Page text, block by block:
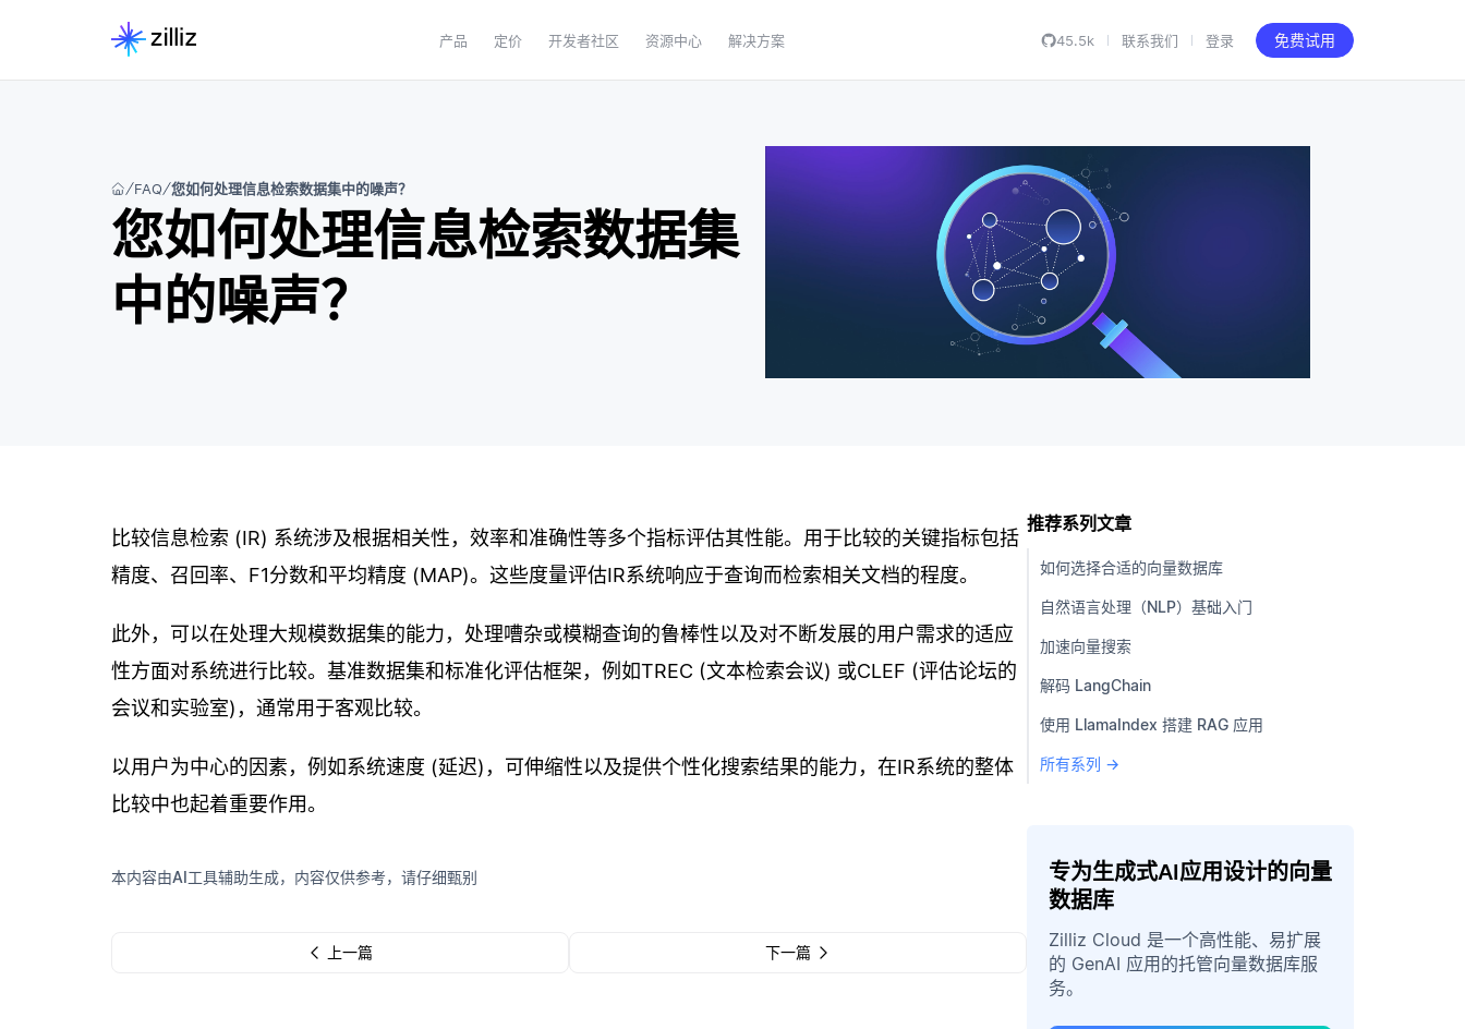
产品 定价 开发者社区 资源中心 解决方案 45.5k 联系我们 登录 免费试用
FAQ 您如何处理信息检索数据集中的噪声？
您如何处理信息检索数据集
中的噪声？
比较信息检索 (IR) 系统涉及根据相关性，效率和准确性等多个指标评估其性能。用于比较的关键指标包括
精度、召回率、F1分数和平均精度 (MAP)。这些度量评估IR系统响应于查询而检索相关文档的程度。
此外，可以在处理大规模数据集的能力，处理嘈杂或模糊查询的鲁棒性以及对不断发展的用户需求的适应
性方面对系统进行比较。基准数据集和标准化评估框架，例如TREC (文本检索会议) 或CLEF (评估论坛的
会议和实验室)，通常用于客观比较。
以用户为中心的因素，例如系统速度 (延迟)，可伸缩性以及提供个性化搜索结果的能力，在IR系统的整体
比较中也起着重要作用。
本内容由AI工具辅助生成，内容仅供参考，请仔细甄别
上一篇 下一篇
推荐系列文章
如何选择合适的向量数据库
自然语言处理（NLP）基础入门
加速向量搜索
解码 LangChain
使用 LlamaIndex 搭建 RAG 应用
所有系列 →
专为生成式AI应用设计的向量
数据库
Zilliz Cloud 是一个高性能、易扩展
的 GenAI 应用的托管向量数据库服
务。